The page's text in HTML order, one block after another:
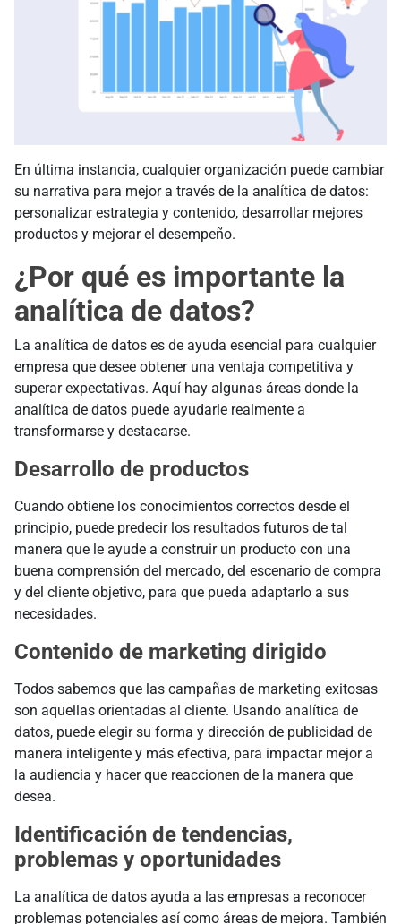
En última instancia, cualquier organización puede cambiar
su narrativa para mejor a través de la analítica de datos:
personalizar estrategia y contenido, desarrollar mejores
productos y mejorar el desempeño.
¿Por qué es importante la
analítica de datos?
La analítica de datos es de ayuda esencial para cualquier
empresa que desee obtener una ventaja competitiva y
superar expectativas. Aquí hay algunas áreas donde la
analítica de datos puede ayudarle realmente a
transformarse y destacarse.
Desarrollo de productos
Cuando obtiene los conocimientos correctos desde el
principio, puede predecir los resultados futuros de tal
manera que le ayude a construir un producto con una
buena comprensión del mercado, del escenario de compra
y del cliente objetivo, para que pueda adaptarlo a sus
necesidades.
Contenido de marketing dirigido
Todos sabemos que las campañas de marketing exitosas
son aquellas orientadas al cliente. Usando analítica de
datos, puede elegir su forma y dirección de publicidad de
manera inteligente y más efectiva, para impactar mejor a
la audiencia y hacer que reaccionen de la manera que
desea.
Identificación de tendencias,
problemas y oportunidades
La analítica de datos ayuda a las empresas a reconocer
problemas potenciales así como áreas de mejora. También